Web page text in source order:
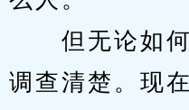
但无论如何
调查清楚。现